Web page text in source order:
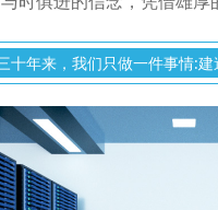
十年来，我们只做一件事情: